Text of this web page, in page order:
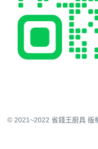
© 2021~2022 省錢王廚具 版